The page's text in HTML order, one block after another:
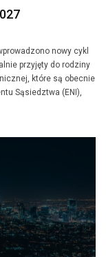
nowy cykl
przyjęty do rodziny
które są obecnie
Sąsiedztwa (ENI),